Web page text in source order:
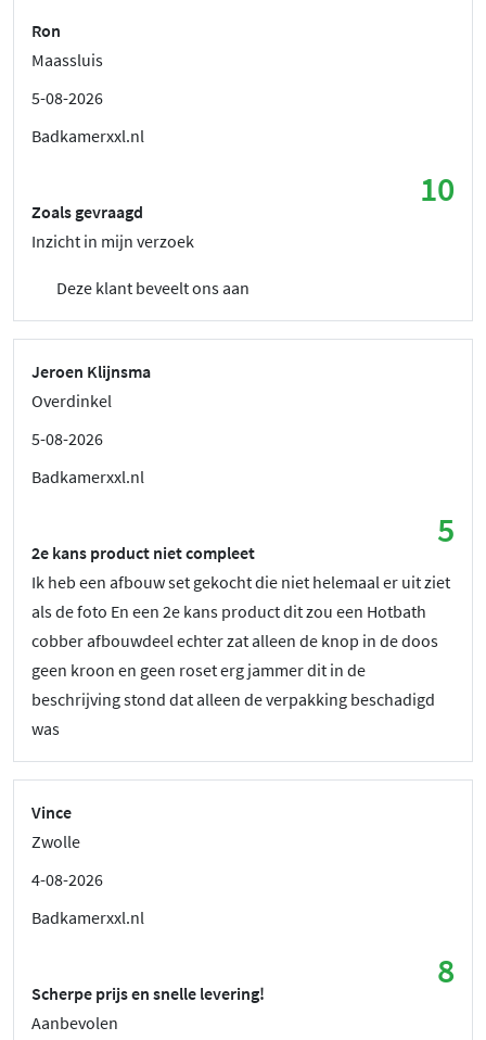
Ron
Maassluis
5-08-2026
Badkamerxxl.nl
10
Zoals gevraagd
Inzicht in mijn verzoek
Deze klant beveelt ons aan
Jeroen Klijnsma
Overdinkel
5-08-2026
Badkamerxxl.nl
5
2e kans product niet compleet
Ik heb een afbouw set gekocht die niet helemaal er uit ziet
als de foto En een 2e kans product dit zou een Hotbath
cobber afbouwdeel echter zat alleen de knop in de doos
geen kroon en geen roset erg jammer dit in de
beschrijving stond dat alleen de verpakking beschadigd
was
Vince
Zwolle
4-08-2026
Badkamerxxl.nl
8
Scherpe prijs en snelle levering!
Aanbevolen